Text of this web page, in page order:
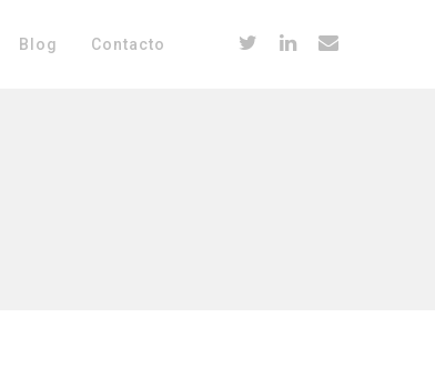
Blog Contacto